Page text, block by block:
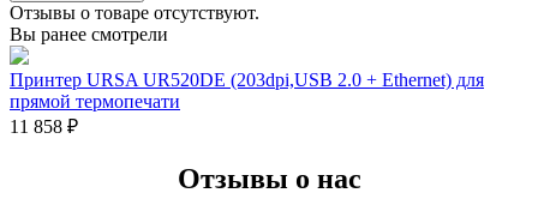
Отзывы о товаре отсутствуют.
Вы ранее смотрели
Принтер URSA UR520DE (203dpi,USB 2.0 + Ethernet) для
прямой термопечати
11 858 ₽
Отзывы о нас